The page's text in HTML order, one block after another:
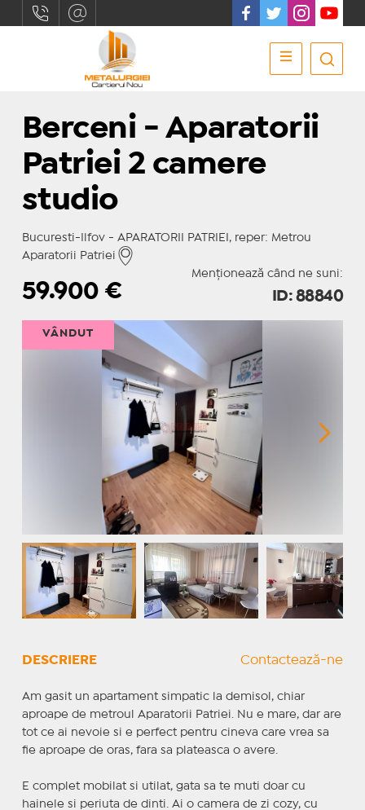
Berceni - Aparatorii
Patriei 2 camere
studio
Bucuresti-Ilfov - APARATORII PATRIEI, reper: Metrou
Aparatorii Patriei
Menționează când ne suni:
59.900€ ID: 88840
VÂNDUT
DESCRIERE Contactează-ne
Am gasit un apartament simpatic la demisol, chiar
aproape de metroul Aparatorii Patriei. Nu e mare, dar are
tot ce ai nevoie si e perfect pentru cineva care vrea sa
fie aproape de oras, fara sa plateasca o avere.
E complet mobilat si utilat, gata sa te muti doar cu
hainele si periuta de dinti. Ai o camera de zi cozy, cu